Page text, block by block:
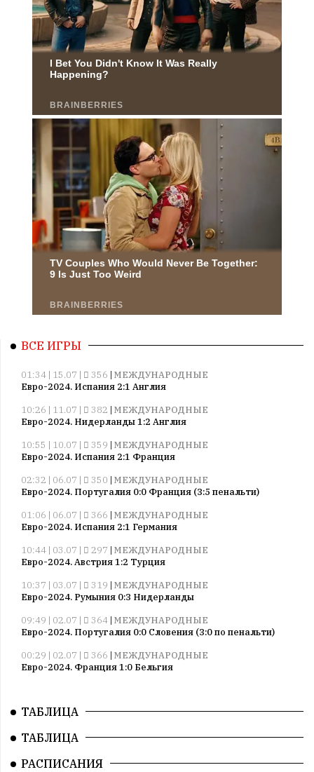
ВСЕ ИГРЫ
01:34 | 15.07 | 356 | МЕЖДУНАРОДНЫЕ
Евро-2024. Испания 2:1 Англия
10:26 | 11.07 |
382 | МЕЖДУНАРОДНЫЕ
Евро-2024. Нидерланды 1:2 Англия
10:55 | 10.07 |
359 | МЕЖДУНАРОДНЫЕ
Евро-2024. Испания 2:1 Франция
02:32 | 06.07 |
350 | МЕЖДУНАРОДНЫЕ
Евро-2024. Португалия 0:0 Франция (3:5 пенальти)
01:06 | 06.07 |
366 | МЕЖДУНАРОДНЫЕ
Евро-2024. Испания 2:1 Германия
10:44 | 03.07 |
297 | МЕЖДУНАРОДНЫЕ
Евро-2024. Австрия 1:2 Турция
10:37 | 03.07 |
319 | МЕЖДУНАРОДНЫЕ
Евро-2024. Румыния 0:3 Нидерланды
09:49 | 02.07 |
364 | МЕЖДУНАРОДНЫЕ
Евро-2024. Португалия 0:0 Словения (3:0 по пенальти)
00:29 | 02.07 |
366 | МЕЖДУНАРОДНЫЕ
Евро-2024. Франция 1:0 Бельгия
Евро-2024. Чехия 1:2 Турция
09:44 | 27.06 | 268 |МЕЖДУНАРОДНЫЕ
ТАБЛИЦА
ТАБЛИЦА
РАСПИСАНИЯ